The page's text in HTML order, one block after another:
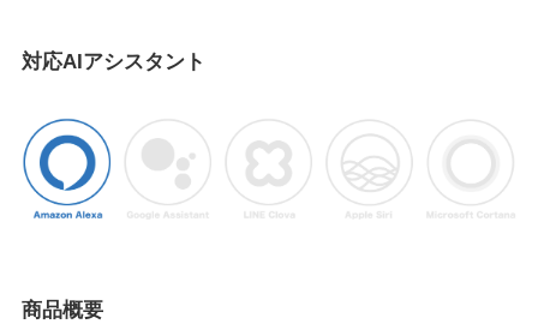
対応AIアシスタント
商品概要